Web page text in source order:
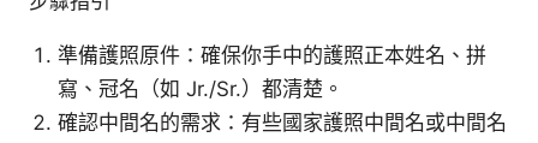
準備護照原件：確保你手中的護照正本姓名、拼
寫、冠名（如 Jr./Sr.）都清楚。
確認中間名的需求：有些國家護照中間名或中間名